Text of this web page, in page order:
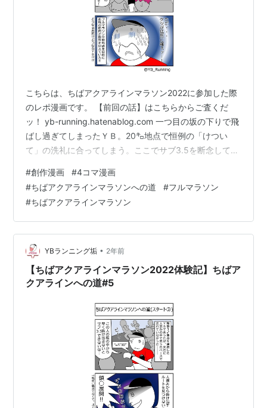
こちらは、ちばアクアラインマラソン2022に参加した際
のレポ漫画です。 【前回の話】はこちらからご査くだ
ッ！ yb-running.hatenablog.com 一つ目の坂の下りで飛
ばし過ぎてしまったＹＢ。20㌔地点で恒例の「けつい
て」の洗礼に合ってしまう。ここでサブ3.5を断念してペ
とになる。。。ッ！！どうするＹＢッ！！！ …さて、こ
こでクエスチョンです！（ミステ◯ーハンター風）最後
のコマでＹＢの後ろから轟いてきた「ドドドド…！」の
音。さて、この正体は一体何だったのでしょうか？ A. 象
の大群（市原ぞうの国から逃げ出してきた） B. ドラム…
#創作漫画 #4コマ漫画
#ちばアクアラインマラソンへの道 #フルマラソン
#ちばアクアラインマラソン
YBランニング垢 • 2年前
【ちばアクアラインマラソン2022体験記】ちばア
クアラインへの道#5